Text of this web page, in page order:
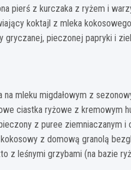
pierś z kurczaka z ryżem i
koktajl z mleka
gryczanej, pieczonej papryki i
na mleku migdałowym z
ciastka ryżowe z kremowym
z puree ziemniaczanym i
z domową granolą
z leśnymi grzybami (na bazie